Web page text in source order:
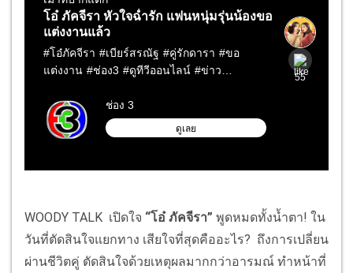
WOODY TALK เปิดใจ “โอ๋ ภัคจีรา” พูดหมดทั้งน้ำตา! ใน
วันที่ตัดสินใจแยกทาง เสียใจที่สุดคืออะไร? ถึงการเปลี่ยน
ผ่านชีวิตคู่ ตัดสินใจด้วยเหตุผลมากกว่าอารมณ์ ทำหน้าที่